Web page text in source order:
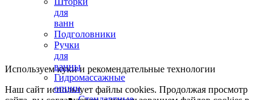
для
ванн
Подголовники
Ручки
для
ванны
Гидромассажные
опции
Используем куки и рекомендательные технологии
Наш сайт использует файлы cookies. Продолжая просмотр